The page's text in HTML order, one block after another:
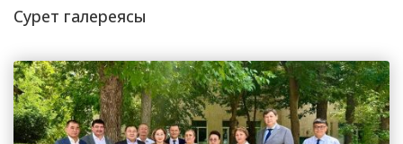
Сурет галереясы